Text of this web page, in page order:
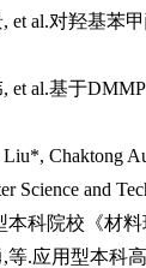
et al.对羟基苯
et al.基于
Liu*, Chaktong
Science and
本科院校《材
等.应用型本科